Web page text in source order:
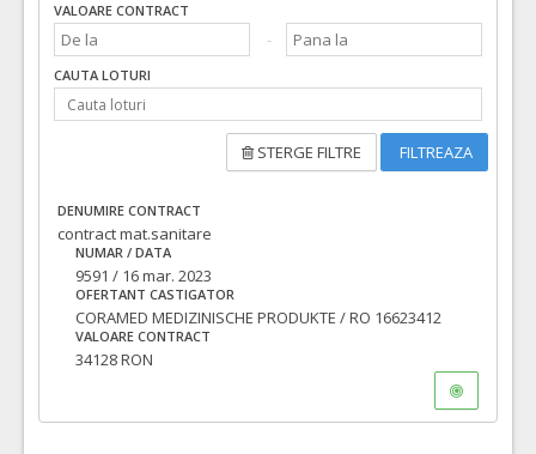
VALOARE CONTRACT
CAUTA LOTURI
STERGE FILTRE FILTREAZA
DENUMIRE CONTRACT
contract mat.sanitare
NUMAR / DATA
9591 / 16 mar. 2023
OFERTANT CASTIGATOR
CORAMED MEDIZINISCHE PRODUKTE / RO 16623412
VALOARE CONTRACT
34128 RON